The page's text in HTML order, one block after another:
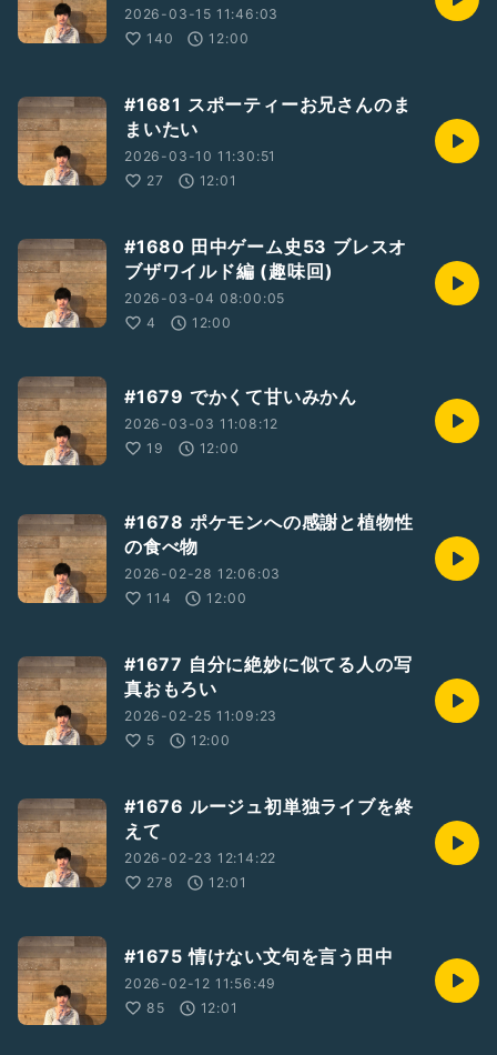
2026-03-15 11:46:03
140
12:00
#1681 スポーティーお兄さんのま
まいたい
2026-03-10 11:30:51
27
12:01
#1680 田中ゲーム史53 ブレスオ
ブザワイルド編 (趣味回)
2026-03-04 08:00:05
4
12:00
#1679 でかくて甘いみかん
2026-03-03 11:08:12
19
12:00
#1678 ポケモンへの感謝と植物性
の食べ物
2026-02-28 12:06:03
114
12:00
#1677 自分に絶妙に似てる人の写
真おもろい
2026-02-25 11:09:23
5
12:00
#1676 ルージュ初単独ライブを終
えて
2026-02-23 12:14:22
278
12:01
#1675 情けない文句を言う田中
2026-02-12 11:56:49
85
12:01